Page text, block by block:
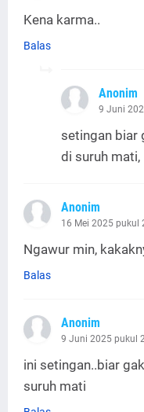
Kena karma..
Balas
Anonim
9 Juni
setingan biar
di suruh mati,
Anonim
16 Mei 2025 pukul
Ngawur min,
Balas
Anonim
9 Juni 2025 pukul
ini setingan..biar
suruh mati